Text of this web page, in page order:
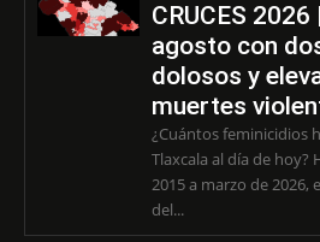
CRUCES
agosto con
dolosos y
muertes
¿Cuántos feminicidios
Tlaxcala al día de hoy? Hasta el momento, de
2015 a marzo de 2026,
del...